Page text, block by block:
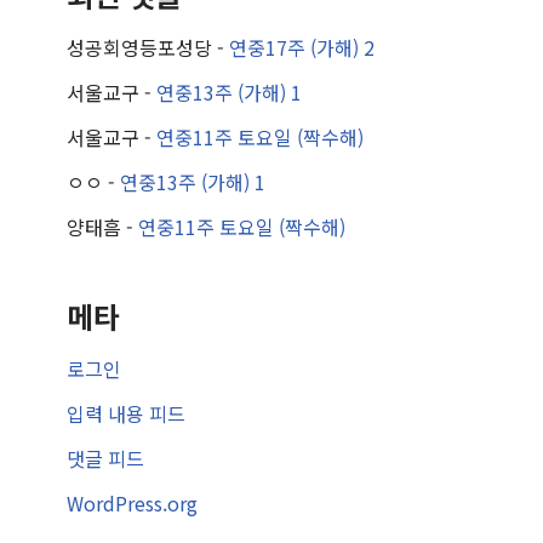
성공회영등포성당- 연중17주 (가해) 2
서울교구 - 연중13주 (가해) 1
서울교구 - 연중11주 토요일 (짝수해)
ㅇㅇ - 연중13주 (가해) 1
양태흠 - 연중11주 토요일 (짝수해)
메타
로그인
입력 내용 피드
댓글 피드
WordPress.org